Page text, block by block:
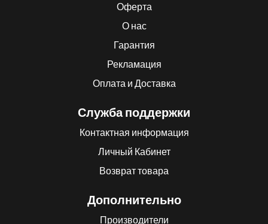
Оферта
О нас
Гарантия
Рекламация
Оплата и Доставка
Служба поддержки
Контактная информация
Личный Кабинет
Возврат товара
Дополнительно
Производители